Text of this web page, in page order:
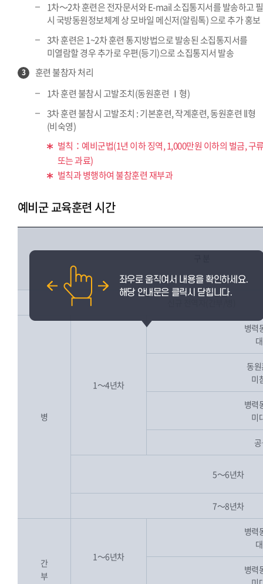
1차～2차 훈련은 전자문서와 E-mail 소집통지서를 발송하고
시 국방동원정보체계 상 모바일 메신저(알림톡) 으로 추가 홍보
3차 훈련은 1~2차 훈련 통지방법으로 발송된 소집통지서를
미열람할 경우 추가로 우편(등기)으로 소집통지서 발송
3
훈련 불참자 처리
1차 훈련 불참시 고발조치(동원훈련 Ⅰ형)
3차 훈련 불참시 고발조치 : 기본훈련, 작계훈련, 동원훈련 ll형
(비숙영)
벌칙：예비군법(1년 이하 징역, 1,000만원 이하의 벌금, 구
또는 과료)
벌칙과 병행하여 불참훈련 재부과
예비군 교육훈련 시간
병
1～4년차
병력
동
미
병력
미
5～6년차
7～8년차
간
부
1～6년차
병력
병력